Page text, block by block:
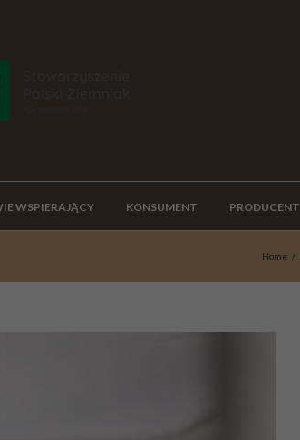
WSPIERAJĄCY KONSUMENT PRODUCENT
Home /